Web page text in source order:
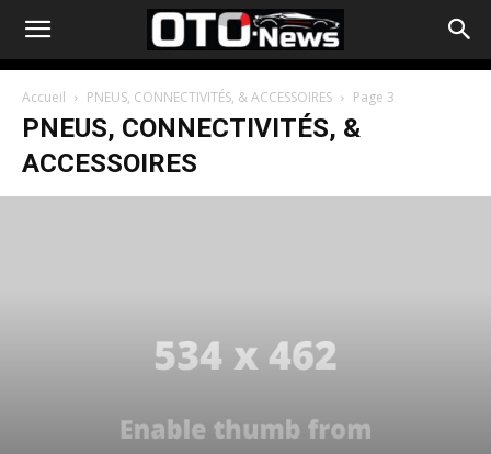
Accueil PNEUS, CONNECTIVITÉS, & ACCESSOIRES Page 3
PNEUS, CONNECTIVITÉS, &
ACCESSOIRES